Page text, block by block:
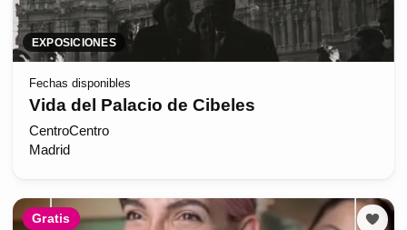
EXPOSICIONES
Fechas disponibles
Vida del Palacio de Cibeles
CentroCentro
Madrid
Gratis